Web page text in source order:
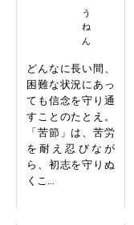
どんなに長い間、
困難な状況にあっ
ても信念を守り通
すことのたとえ。
「苦節」は、苦労
を耐え忍びなが
ら、初志を守りぬ
くこ...